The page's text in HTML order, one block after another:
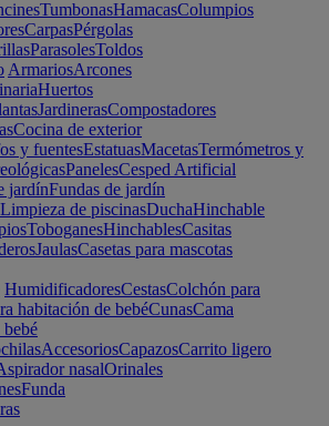
TumbonasHamacasColumpios
CarpasPérgolas
ParasolesToldos
ArmariosArcones
Huertos
JardinerasCompostadores
Cocina de exterior
y fuentesEstatuasMacetasTermómetros y
PanelesCesped Artificial
jardínFundas de jardín
Limpieza de piscinasDuchaHinchable
ToboganesHinchablesCasitas
JaulasCasetas para mascotas
HumidificadoresCestasColchón para
habitación de bebéCunasCama
AccesoriosCapazosCarrito ligero
nasalOrinales
Funda